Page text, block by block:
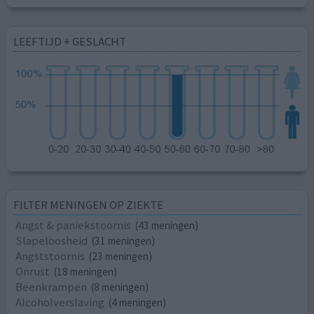
LEEFTIJD + GESLACHT
FILTER MENINGEN OP ZIEKTE
Angst & paniekstoornis (43 meningen)
Slapeloosheid (31 meningen)
Angststoornis (23 meningen)
Onrust (18 meningen)
Beenkrampen (8 meningen)
Alcoholverslaving (4 meningen)